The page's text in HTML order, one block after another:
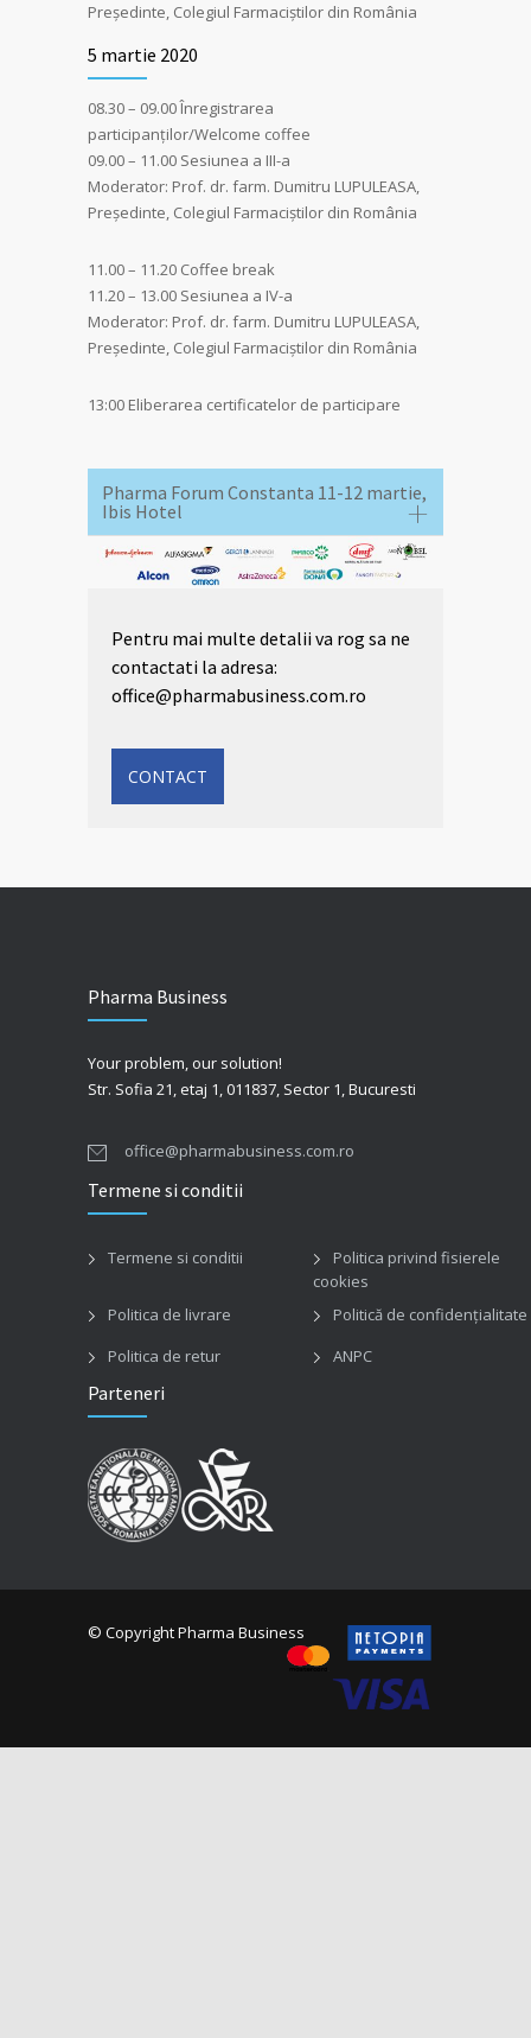
Preşedinte, Colegiul Farmaciştilor din România
5 martie 2020
08.30 – 09.00 Înregistrarea
participanţilor/Welcome coffee
09.00 – 11.00 Sesiunea a III-a
Moderator: Prof. dr. farm. Dumitru LUPULEASA,
Preşedinte, Colegiul Farmaciştilor din România
11.00 – 11.20 Coffee break
11.20 – 13.00 Sesiunea a IV-a
Moderator: Prof. dr. farm. Dumitru LUPULEASA,
Preşedinte, Colegiul Farmaciştilor din România
13:00 Eliberarea certificatelor de participare
Pharma Forum Constanta 11-12 martie,
Ibis Hotel
Pentru mai multe detalii va rog sa ne
contactati la adresa:
office@pharmabusiness.com.ro
CONTACT
Pharma Business
Your problem, our solution!
Str. Sofia 21, etaj 1, 011837, Sector 1, Bucuresti
office@pharmabusiness.com.ro
Termene si conditii
Termene si conditii
Politica privind fisierele
cookies
Politica de livrare
Politică de confidențialitate
Politica de retur
ANPC
Parteneri
© Copyright Pharma Business